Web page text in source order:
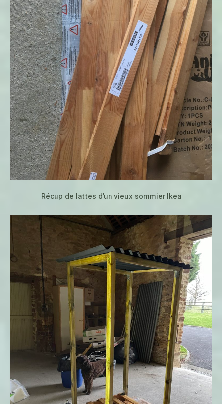
Récup de lattes d’un vieux sommier Ikea